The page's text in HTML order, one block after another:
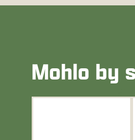
Mohlo by